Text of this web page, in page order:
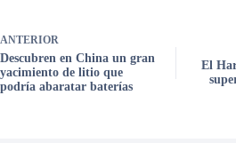
ANTERIOR
Descubren en China un gran
yacimiento de litio que
podría abaratar baterías
El